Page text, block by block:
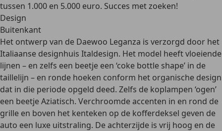
tussen 1.000 en 5.000 euro. Succes met zoeken!
Design
Buitenkant
Het ontwerp van de Daewoo Leganza is verzorgd door het
Italiaanse designhuis Italdesign. Het model heeft vloeiende
lijnen – en zelfs een beetje een ‘coke bottle shape’ in de
taillelijn – en ronde hoeken conform het organische design
dat in die periode opgeld deed. Zelfs de koplampen ‘ogen’
een beetje Aziatisch. Verchroomde accenten in en rond de
grille en boven het kenteken op de kofferdeksel geven de
auto een luxe uitstraling. Deachterzijde is vrij hoog en de